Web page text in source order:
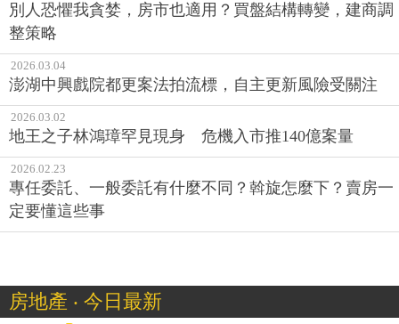
別人恐懼我貪婪，房市也適用？買盤結構轉變，建商調
整策略
2026.03.04
澎湖中興戲院都更案法拍流標，自主更新風險受關注
2026.03.02
地王之子林鴻璋罕見現身 危機入市推140億案量
2026.02.23
專任委託、一般委託有什麼不同？斡旋怎麼下？賣房一
定要懂這些事
房地產 ‧ 今日最新